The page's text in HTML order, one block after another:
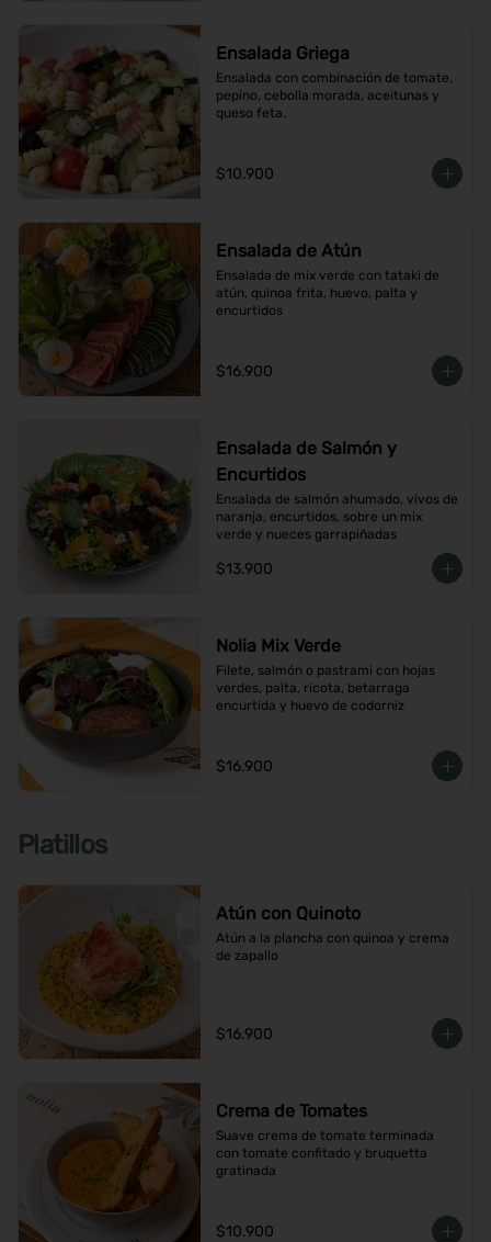
Ensalada Griega
Ensalada con combinación de tomate,
pepino, cebolla morada, aceitunas y
queso feta.
$10.900
Ensalada de Atún
Ensalada de mix verde con tataki de
atún, quinoa frita, huevo, palta y
encurtidos
$16.900
Ensalada de Salmón y
Encurtidos
Ensalada de salmón ahumado, vivos de
naranja, encurtidos, sobre un mix
verde y nueces garrapiñadas
$13.900
Nolia Mix Verde
Filete, salmón o pastrami con hojas
verdes, palta, ricota, betarraga
encurtida y huevo de codorniz
$16.900
Platillos
Atún con Quinoto
Atún a la plancha con quinoa y crema
de zapallo
$16.900
Crema de Tomates
Suave crema de tomate terminada
con tomate confitado y bruquetta
gratinada
$10.900